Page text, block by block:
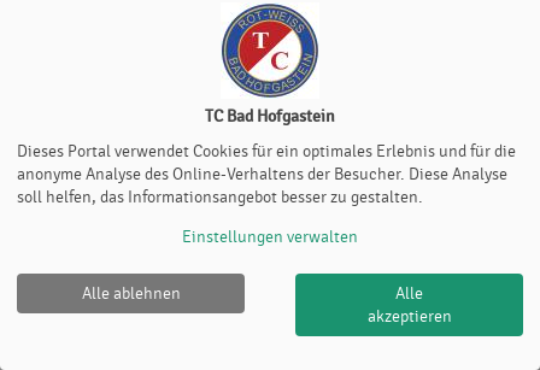
Cookie Policy
TC Bad Hofgastein
Dieses Portal verwendet Cookies für ein optimales Erlebnis und für die
anonyme Analyse des Online-Verhaltens der Besucher. Diese Analyse
soll helfen, das Informationsangebot besser zu gestalten.
Einstellungen verwalten
Alle ablehnen
Alle
akzeptieren